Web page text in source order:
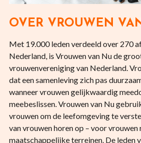
OVER VROUWEN
Met 19.000 leden verdeeld over 270
Nederland, is Vrouwen van Nu de
vrouwenvereniging van Nederland.
dat een samenleving zich pas
wanneer vrouwen gelijkwaardig
meebeslissen. Vrouwen van Nu
vrouwen om de leefomgeving te
van vrouwen horen op – voor vrouwen
maatschappelijke terreinen. De leden